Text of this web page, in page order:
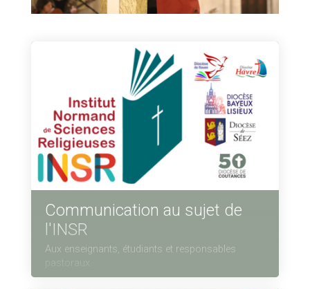
Communication au sujet de
l'INSR
Aux enseignants, étudiants et responsables
pastoraux.
02
Guyot
BP. 105 - 50201
Coutances
Cedex